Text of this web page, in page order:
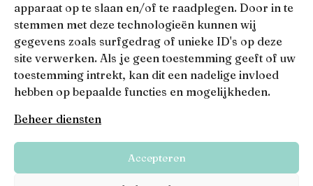
apparaat op te slaan en/of te raadplegen. Door in te
stemmen met deze technologieën kunnen wij
gegevens zoals surfgedrag of unieke ID's op deze
site verwerken. Als je geen toestemming geeft of uw
toestemming intrekt, kan dit een nadelige invloed
hebben op bepaalde functies en mogelijkheden.
Beheer diensten
Accepteren
KiFiD
Niet tevreden over onze interne klachtbehandeling, dan
kun je terecht bijKiFiD.
• 4.9 •
Viisi © 2026
Algemene voorwaarden
Privacy, disclaimers en voorwaarden